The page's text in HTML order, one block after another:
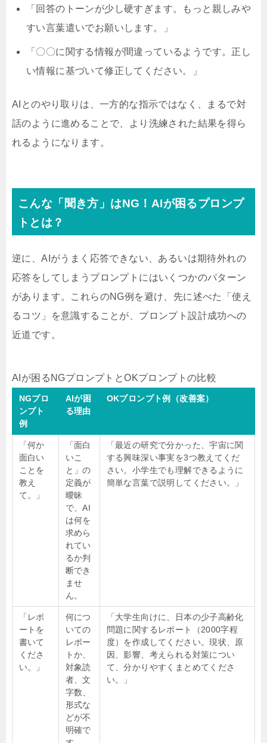
「回答のトーンが少し硬すぎます。もっと親しみや
すい言葉遣いでお願いします。」
「〇〇に関する情報が間違っているようです。正し
い情報に基づいて修正してください。」
AIとのやり取りは、一方的な指示ではなく、まるで対
話のように進めることで、より洗練された結果を得ら
れるようになります。
こんな「聞き方」はNG！AIが困るプロンプ
トとは？
逆に、AIがうまく応答できない、あるいは期待外れの
応答をしてしまうプロンプトにはいくつかのパターン
があります。これらのNG例を避け、先に述べた「使え
るコツ」を意識することが、プロンプト設計成功への
近道です。
AIが困るNGプロンプトとOKプロンプトの比較
NGプロ
ンプト
例
AIが困
る理由
OKプロンプト例（改善案）
「何か
面白い
ことを
教え
て。」
「面白
いこ
と」の
定義が
曖昧
で、AI
は何を
求めら
れてい
るか判
断でき
ませ
ん。
「最近の研究で分かった、宇宙に関
する興味深い事実を3つ教えてくだ
さい。小学生でも理解できるように
簡単な言葉で説明してください。」
「レポ
ートを
書いて
くださ
い。」
何につ
いての
レポー
トか、
対象読
者、文
字数、
形式な
どが不
明確で
「大学生向けに、日本の少子高齢化
問題に関するレポート（2000字程
度）を作成してください。現状、原
因、影響、考えられる対策につい
て、分かりやすくまとめてくださ
い。」